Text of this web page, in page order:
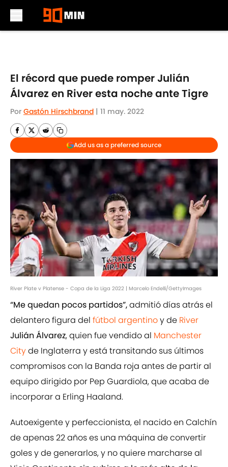
El récord que puede romper Julián
Álvarez en River esta noche ante Tigre
Por Gastón Hirschbrand | 11 may. 2022
Add us as a preferred source
River Plate v Platense - Copa de la Liga 2022 | Marcelo Endelli/GettyImages
“Me quedan pocos partidos”,admitió días atrás el
delantero figura del fútbol argentinoy de River
Julián Álvarez, quien fue vendido al Manchester
Cityde Inglaterra y está transitando sus últimos
compromisos con la Banda roja antes de partir al
equipo dirigido por Pep Guardiola, que acaba de
incorporar a Erling Haaland.
Autoexigente y perfeccionista, el nacido en Calchín
de apenas 22 años es una máquina de convertir
goles y de generarlos, y no quiere marcharse al